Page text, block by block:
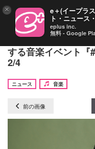
スカート、小林私
する音楽イベント『
2/4
ニュース
音楽
前の画像
× e＋(イープラ
ト・ニュース
eplus inc.
無料 - Google